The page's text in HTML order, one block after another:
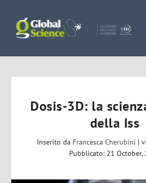
Dosis-3D: la
della Iss
Inserito da Francesca Cherubini |
Pubblicato: 21 October,